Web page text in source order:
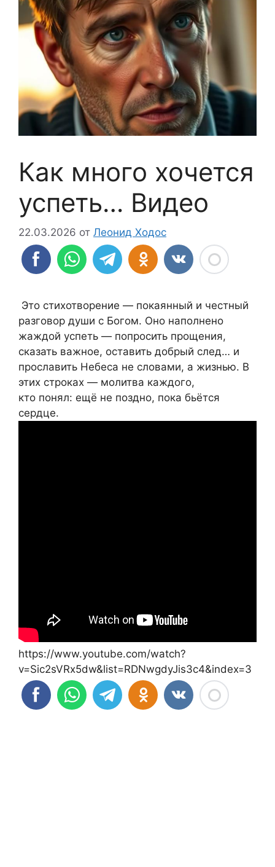
Как много хочется
успеть… Видео
22.03.2026 от Леонид Ходос
Это стихотворение — покаянный и честный
разговор души с Богом. Оно наполнено
жаждой успеть — попросить прощения,
сказать важное, оставить добрый след… и
прославить Небеса не словами, а жизнью. В
этих строках — молитва каждого,
кто понял: ещё не поздно, пока бьётся
сердце.
https://www.youtube.com/watch?
v=Sic2sVRx5dw&list=RDNwgdyJis3c4&index=3